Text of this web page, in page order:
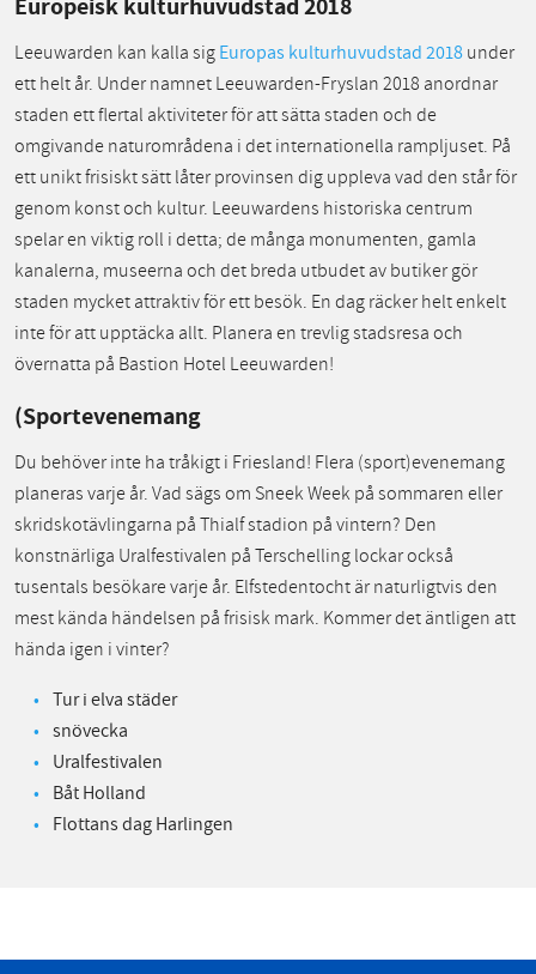
Leeuwarden kan kalla sigEuropas kulturhuvudstad 2018under
ett helt år. Under namnet Leeuwarden-Fryslan 2018 anordnar
staden ett flertal aktiviteter för att sätta staden och de
omgivande naturområdena i det internationella rampljuset. På
ett unikt frisiskt sätt låter provinsen dig uppleva vad den står för
genom konst och kultur. Leeuwardens historiska centrum
spelar en viktig roll i detta; de många monumenten, gamla
kanalerna, museerna och det breda utbudet av butiker gör
staden mycket attraktiv för ett besök. En dag räcker helt enkelt
inte för att upptäcka allt. Planera en trevlig stadsresa och
övernatta på Bastion Hotel Leeuwarden!
(Sportevenemang
Du behöver inte ha tråkigt i Friesland! Flera (sport)evenemang
planeras varje år. Vad sägs om Sneek Week på sommaren eller
skridskotävlingarna på Thialf stadion på vintern? Den
konstnärliga Uralfestivalen på Terschelling lockar också
tusentals besökare varje år. Elfstedentocht är naturligtvis den
mest kända händelsen på frisisk mark. Kommer det äntligen att
hända igen i vinter?
Tur i elva städer
snövecka
Uralfestivalen
Båt Holland
Flottans dag Harlingen